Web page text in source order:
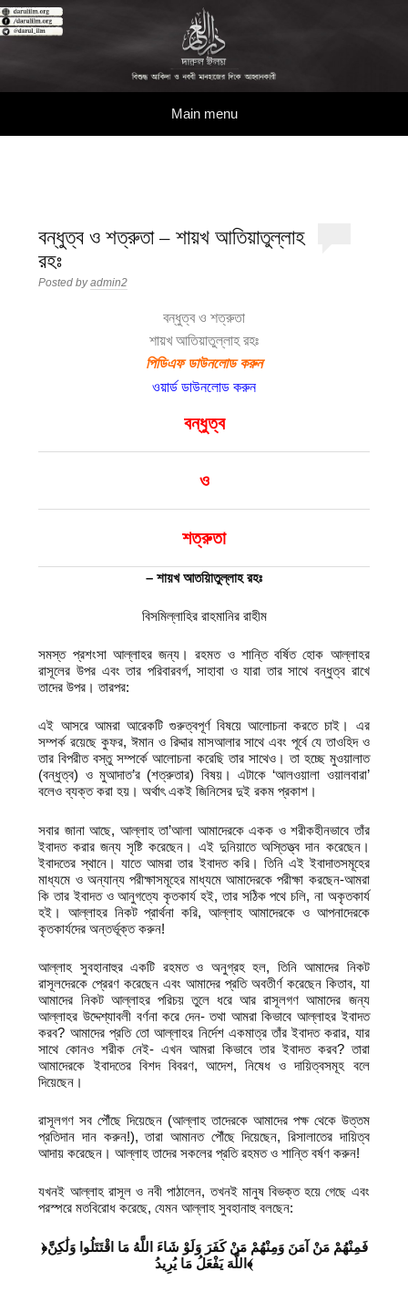
বিশুদ্ধ আকিদা ও নববী মানহাজের দিকে আহ্বানকারী
Main menu
বন্ধুত্ব ও শত্রুতা – শায়খ আতিয়াতুল্লাহ
রহঃ
Posted byadmin2
বন্ধুত্ব ও শত্রুতা
শায়খ আতিয়াতুল্লাহ রহঃ
পিডিএফ ডাউনলোড করুন
ওয়ার্ড ডাউনলোড করুন
বন্ধুত্ব
ও
শত্রুতা
– শায়খ আতয়িাতুল্লাহ রহঃ
বিসমিল্লাহির রাহমানির রাহীম
সমস্ত প্রশংসা আল্লাহর জন্য। রহমত ও শান্তি বর্ষিত হোক আল্লাহর
রাসূলের উপর এবং তার পরিবারবর্গ, সাহাবা ও যারা তার সাথে বন্ধুত্ব রাখে
তাদের উপর। তারপর:
এই আসরে আমরা আরেকটি গুরুত্বপূর্ণ বিষয়ে আলোচনা করতে চাই। এর
সম্পর্ক রয়েছে কুফর, ঈমান ও রিদ্দার মাসআলার সাথে এবং পূর্বে যে তাওহিদ ও
তার বিপরীত বস্তু সম্পর্কে আলোচনা করেছি তার সাথেও। তা হচ্ছে মুওয়ালাত
(বন্ধুত্ব) ও মুআদাত’র (শত্রুতার) বিষয়। এটাকে ‘আলওয়ালা ওয়ালবারা’
বলেও ব্যক্ত করা হয়। অর্থাৎ একই জিনিসের দুই রকম প্রকাশ।
সবার জানা আছে, আল্লাহ তা’আলা আমাদেরকে একক ও শরীকহীনভাবে তাঁর
ইবাদত করার জন্য সৃষ্টি করেছেন। এই দুনিয়াতে অস্তিত্ত্ব দান করেছেন।
ইবাদতের স্থানে। যাতে আমরা তার ইবাদত করি। তিনি এই ইবাদাতসমূহের
মাধ্যমে ও অন্যান্য পরীক্ষাসমূহের মাধ্যমে আমাদেরকে পরীক্ষা করছেন-আমরা
কি তার ইবাদত ও আনুগত্যে কৃতকার্য হই, তার সঠিক পথে চলি, না অকৃতকার্য
হই। আল্লাহর নিকট প্রার্থনা করি, আল্লাহ আমাদেরকে ও আপনাদেরকে
কৃতকার্যদের অন্তর্ভূক্ত করুন!
আল্লাহ সুবহানাহুর একটি রহমত ও অনুগ্রহ হল, তিনি আমাদের নিকট
রাসূলদেরকে প্রেরণ করেছেন এবং আমাদের প্রতি অবতীর্ণ করেছেন কিতাব, যা
আমাদের নিকট আল্লাহর পরিচয় তুলে ধরে আর রাসূলগণ আমাদের জন্য
আল্লাহর উদ্দেশ্যাবলী বর্ণনা করে দেন- তথা আমরা কিভাবে আল্লাহর ইবাদত
করব? আমাদের প্রতি তো আল্লাহর নির্দেশ একমাত্র তাঁর ইবাদত করার, যার
সাথে কোনও শরীক নেই- এখন আমরা কিভাবে তার ইবাদত করব? তারা
আমাদেরকে ইবাদতের বিশদ বিবরণ, আদেশ, নিষেধ ও দায়িত্বসমূহ বলে
দিয়েছেন।
রাসূলগণ সব পৌঁছে দিয়েছেন (আল্লাহ তাদেরকে আমাদের পক্ষ থেকে উত্তম
প্রতিদান দান করুন!), তারা আমানত পৌঁছে দিয়েছেন, রিসালাতের দায়িত্ব
আদায় করেছেন। আল্লাহ তাদের সকলের প্রতি রহমত ও শান্তি বর্ষণ করুন!
যখনই আল্লাহ রাসূল ও নবী পাঠালেন, তখনই মানুষ বিভক্ত হয়ে গেছে এবং
পরস্পরে মতবিরোধ করেছে, যেমন আল্লাহ সুবহানাহু বলছেন:
﴿فَمِنْهُمْ مَنْ آمَنَ وَمِنْهُمْ مَنْ كَفَرَ وَلَوْ شَاءَ اللَّهُ مَا اقْتَتَلُوا وَلَٰكِنَّ
اللَّهَ يَفْعَلُ مَا يُرِيدُ﴾